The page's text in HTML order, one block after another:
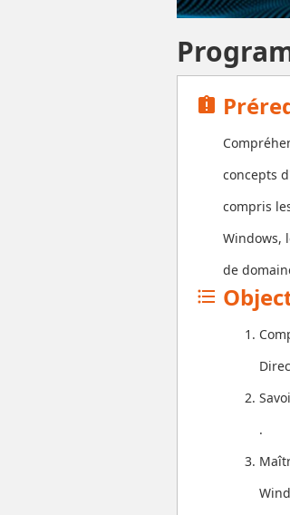
assignment_late
concepts
compris
Windows,
de
format_list_bulleted
.